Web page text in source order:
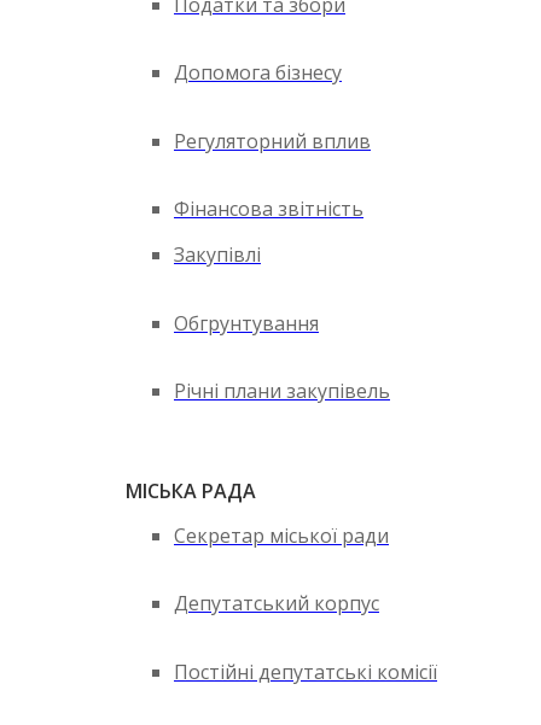
Допомога бізнесу
Регуляторний вплив
Фінансова звітність
Закупівлі
Обгрунтування
Річні плани закупівель
МІСЬКА РАДА
Секретар міської ради
Депутатський корпус
Постійні депутатські комісії